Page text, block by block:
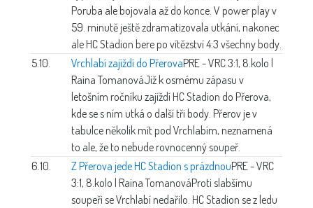
Poruba ale bojovala až do konce. V power play v
59. minutě ještě zdramatizovala utkání, nakonec
ale HC Stadion bere po vítězství 4:3 všechny body.
5.10.
Vrchlabí zajíždí do PřerovaPRE - VRC 3:1, 8.kolo |
Raina TomanováJiž k osmému zápasu v
letošním ročníku zajíždí HC Stadion do Přerova,
kde se s ním utká o další tři body. Přerov je v
tabulce několik mít pod Vrchlabím, neznamená
to ale, že to nebude rovnocenný soupeř.
6.10.
Z Přerova jede HC Stadion s prázdnouPRE - VRC
3:1, 8.kolo | Raina TomanováProti slabšímu
soupeři se Vrchlabí nedařilo. HC Stadion se z ledu